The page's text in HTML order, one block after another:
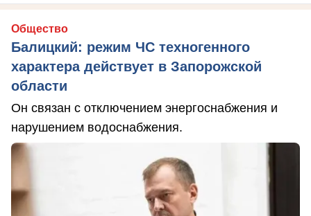
Общество
Балицкий: режим ЧС техногенного
характера действует в Запорожской
области
Он связан с отключением энергоснабжения и
нарушением водоснабжения.